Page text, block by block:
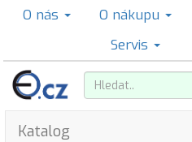
O nás O nákupu
Servis
Katalog